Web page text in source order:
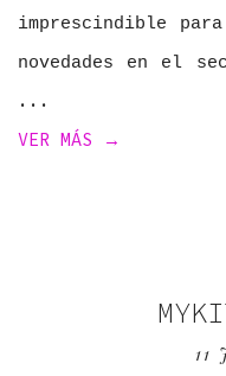
imprescindible
novedades en el
VER MÁS →
11